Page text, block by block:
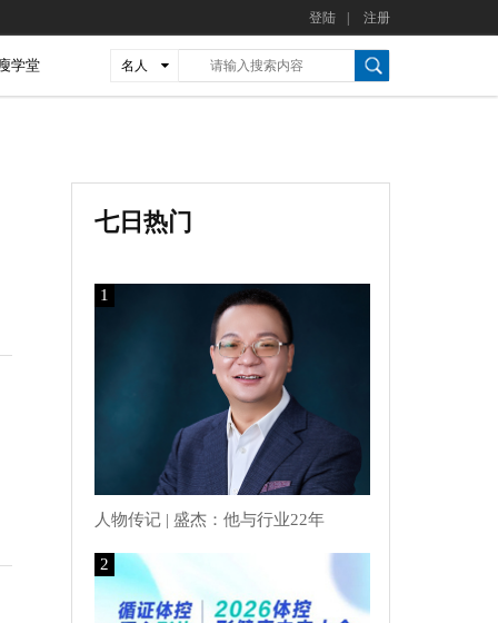
登陆 注册
学堂 名人
七日热门
1
人物传记 | 盛杰：他与行业22年
2